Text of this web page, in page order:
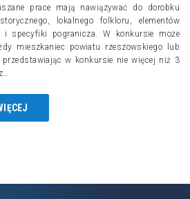
prace mają nawiązywać do dorobku
lokalnego folkloru, elementów
i specyfiki pogranicza. W konkursie może
mieszkaniec powiatu rzeszowskiego lub
w konkursie nie więcej niż 3